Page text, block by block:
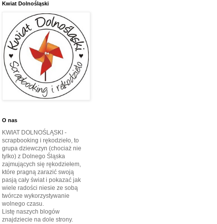
Kwiat Dolnośląski
O nas
KWIAT DOLNOŚLĄSKI -
scrapbooking i rękodzieło, to
grupa dziewczyn (chociaż nie
tylko) z Dolnego Śląska
zajmujących się rękodziełem,
które pragną zarazić swoją
pasją cały świat i pokazać jak
wiele radości niesie ze sobą
twórcze wykorzystywanie
wolnego czasu.
Listę naszych blogów
znajdziecie na dole strony.